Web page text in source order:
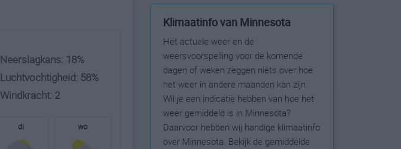
Neerslagkans: 18%
Luchtvochtigheid: 58%
Windkracht: 2
di wo
Klimaatinfo van Minnesota
Het actuele weer en de
weersvoorspelling voor de komende
dagen of weken zeggen niets over hoe
het weer in andere maanden kan zijn.
Wil je een indicatie hebben van hoe het
weer gemiddeld is in Minnesota?
Daarvoor hebben wij handige klimaatinfo
over Minnesota. Bekijk de gemiddelde